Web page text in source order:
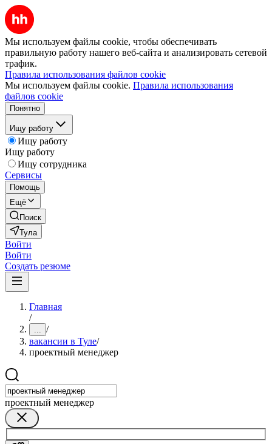
Мы используем файлы cookie, чтобы обеспечивать
правильную работу нашего веб-сайта и анализировать сетевой
трафик.
Правила использования файлов cookie
Мы используем файлы cookie. Правила использования
файлов cookie
Понятно
Ищу работу
Ищу работу
Ищу работу
Ищу сотрудника
Сервисы
Помощь
Ещё
Поиск
Тула
Войти
Войти
Создать резюме
Главная
/
... /
вакансии в Туле/
проектный менеджер
проектный менеджер